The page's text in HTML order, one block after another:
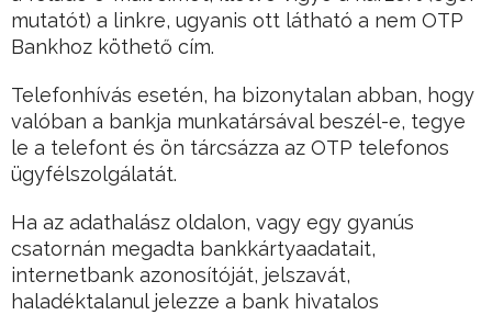
mutatót) a linkre, ugyanis ott látható a nem OTP
Bankhoz köthető cím.
Telefonhívás esetén, ha bizonytalan abban, hogy
valóban a bankja munkatársával beszél-e, tegye
le a telefont és ön tárcsázza az OTP telefonos
ügyfélszolgálatát.
Ha az adathalász oldalon, vagy egy gyanús
csatornán megadta bankkártyaadatait,
internetbank azonosítóját, jelszavát,
haladéktalanul jelezze a bank hivatalos